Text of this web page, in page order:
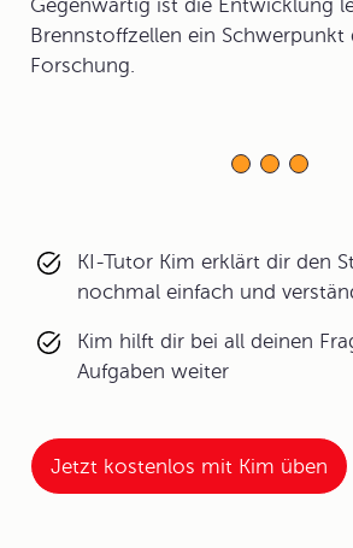
Gegenwärtig ist die Entwicklung
Brennstoffzellen ein Schwerpunkt
Forschung.
KI-Tutor Kim erklärt dir den
nochmal einfach und
Kim hilft dir bei all deinen
Aufgaben weiter
Jetzt kostenlos mit Kim üben